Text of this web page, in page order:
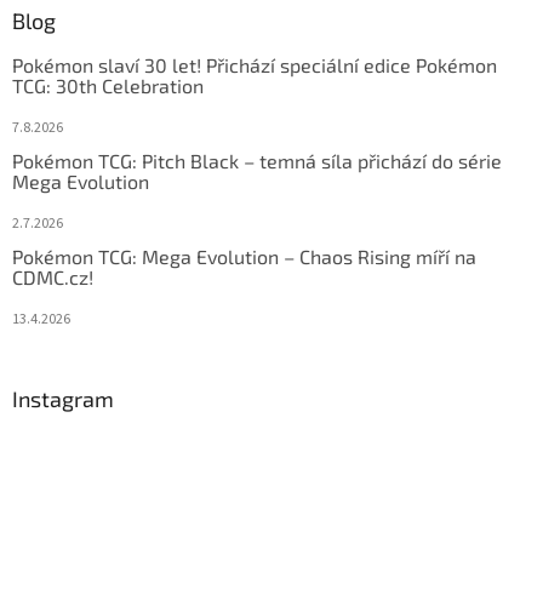
Blog
Pokémon slaví 30 let! Přichází speciální edice Pokémon
TCG: 30th Celebration
7.8.2026
Pokémon TCG: Pitch Black – temná síla přichází do série
Mega Evolution
2.7.2026
Pokémon TCG: Mega Evolution – Chaos Rising míří na
CDMC.cz!
13.4.2026
Instagram